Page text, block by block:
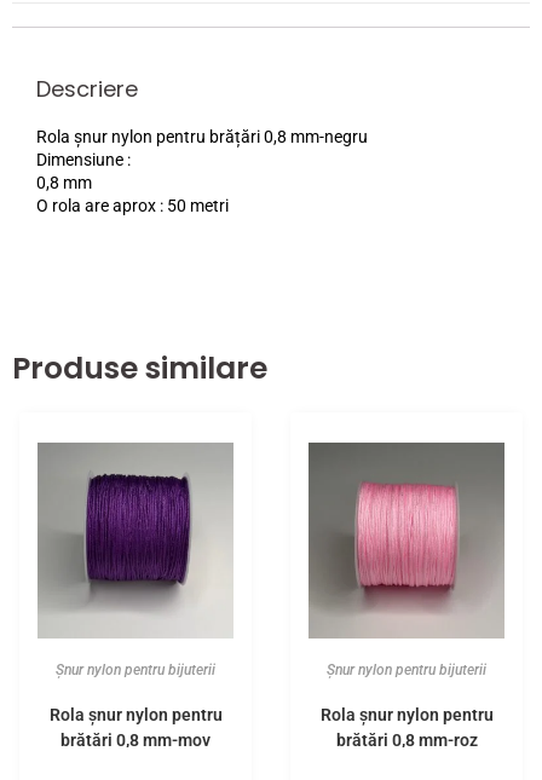
Descriere
Rola șnur nylon pentru brățări 0,8 mm-negru
Dimensiune :
0,8 mm
O rola are aprox : 50 metri
Produse similare
Șnur nylon pentru bijuterii
Rola șnur nylon pentru
brățări 0,8 mm-mov
Șnur nylon pentru bijuterii
Rola șnur nylon pentru
brățări 0,8 mm-roz